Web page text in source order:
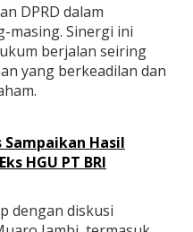
DPRD dalam
masing. Sinergi ini
berjalan seiring
yang berkeadilan dan
Sampaikan Hasil
HGU PT BRI
dengan diskusi